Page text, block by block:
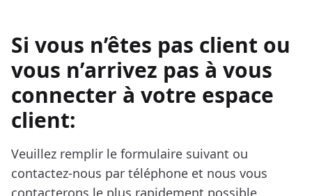
Si vous n’êtes pas client ou
vous n’arrivez pas à vous
connecter à votre espace
client:
Veuillez remplir le formulaire suivant ou
contactez-nous par téléphone et nous vous
contacterons le plus rapidement possible.